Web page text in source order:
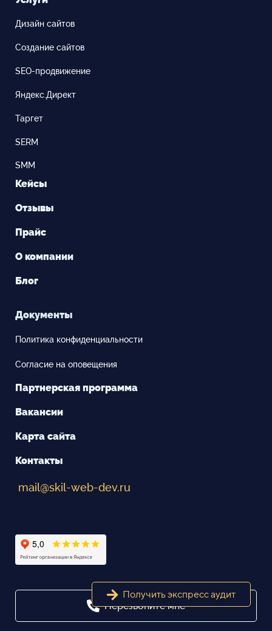
Дизайн сайтов
Создание сайтов
SEO-продвижение
Яндекс.Директ
Таргет
SERM
SMM
Кейсы
Отзывы
Прайс
О компании
Блог
Документы
Политика конфиденциальности
Согласие на оповещения
Партнерская программа
Вакансии
Карта сайта
Контакты
mail@skil-web-dev.ru
Перезвоните мне
Получить экспресс аудит